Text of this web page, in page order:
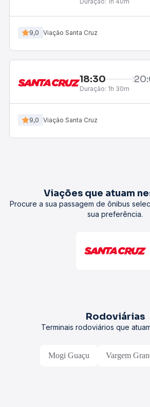
9,0 Viação Santa Cruz
18:30
Duração: 1h 30m
9,0 Viação Santa Cruz
Viações que atuam
Procure a sua passagem de ônibus
sua preferência.
Rodoviárias
Terminais rodoviários que
Mogi Guaçu Vargem